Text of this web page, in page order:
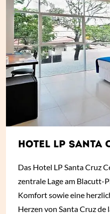
HOTEL LP SANTA
Das Hotel LP Santa Cruz
zentrale Lage am Blacutt-
Komfort sowie eine
Herzen von Santa Cruz de